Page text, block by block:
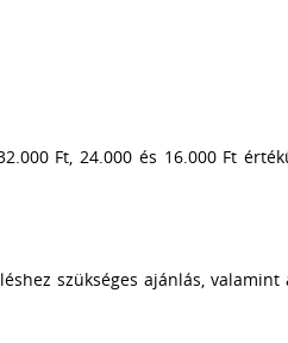
Ft, 24.000 és 16.000 Ft
szükséges ajánlás, valamint